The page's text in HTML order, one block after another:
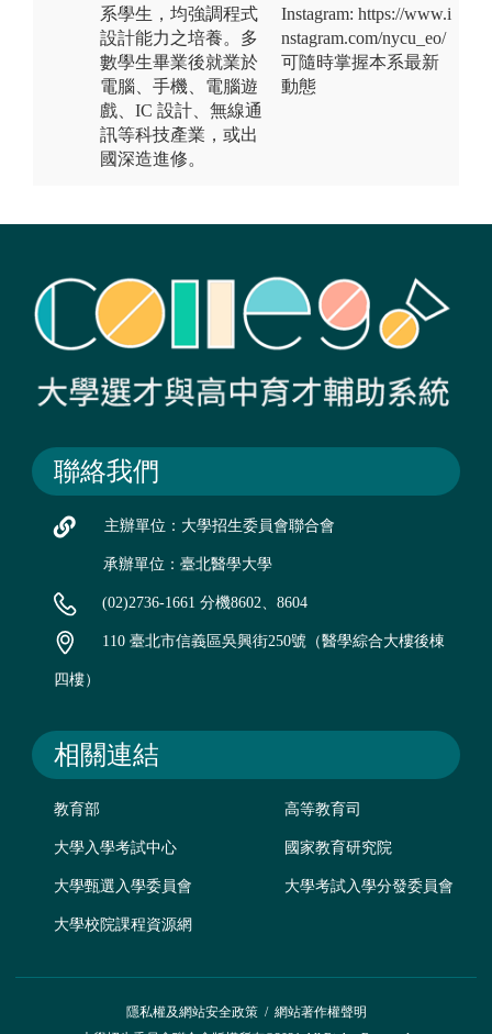
系學生，均強調程式
設計能力之培養。多
數學生畢業後就業於
電腦、手機、電腦遊
戲、IC 設計、無線通
訊等科技產業，或出
國深造進修。
Instagram: https://www.i
nstagram.com/nycu_eo/
可隨時掌握本系最新
動態
聯絡我們
主辦單位：大學招生委員會聯合會
承辦單位：臺北醫學大學
(02)2736-1661 分機8602、8604
110 臺北市信義區吳興街250號（醫學綜合大樓後棟
四樓）
相關連結
教育部 高等教育司
大學入學考試中心 國家教育研究院
大學甄選入學委員會 大學考試入學分發委員會
大學校院課程資源網
隱私權及網站安全政策/ 網站著作權聲明